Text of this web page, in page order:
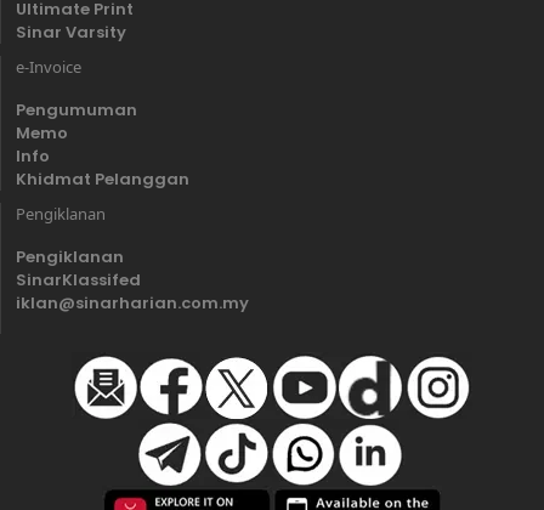
Ultimate Print
Sinar Varsity
e-Invoice
Pengumuman
Memo
Info
Khidmat Pelanggan
Pengiklanan
Pengiklanan
SinarKlassifed
iklan@sinarharian.com.my